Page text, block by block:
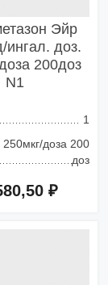
Эйр
ингал. доз.
200доз
N1
1
250мкг/доза 200
доз
₽